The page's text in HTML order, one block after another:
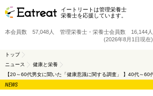
イートリートは管理栄養士
栄養士を応援しています。
本会員数 57,048人 管理栄養士・栄養士会員数 16,144人
(2026年8月1日現在)
トップ
ニュース
健康と栄養
NEWS